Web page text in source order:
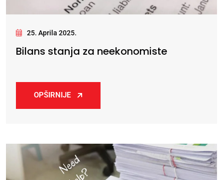
25. Aprila 2025.
Bilans stanja za neekonomiste
OPŠIRNIJE